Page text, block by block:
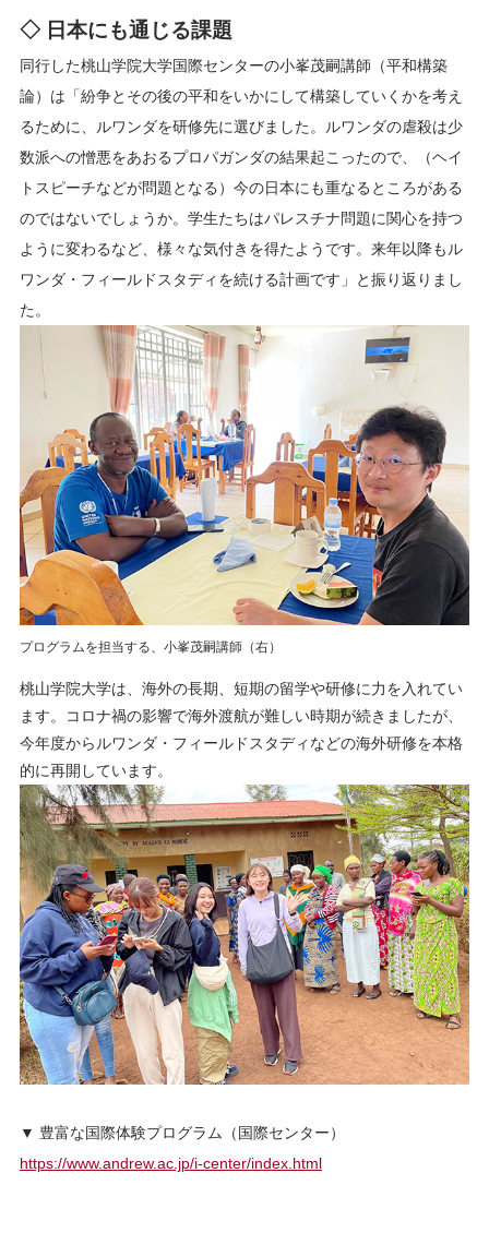
◇ 日本にも通じる課題
同行した桃山学院大学国際センターの小峯茂嗣講師（平和構築
論）は「紛争とその後の平和をいかにして構築していくかを考え
るために、ルワンダを研修先に選びました。ルワンダの虐殺は少
数派への憎悪をあおるプロパガンダの結果起こったので、（ヘイ
トスピーチなどが問題となる）今の日本にも重なるところがある
のではないでしょうか。学生たちはパレスチナ問題に関心を持つ
ように変わるなど、様々な気付きを得たようです。来年以降もル
ワンダ・フィールドスタディを続ける計画です」と振り返りまし
た。
プログラムを担当する、小峯茂嗣講師（右）
桃山学院大学は、海外の長期、短期の留学や研修に力を入れてい
ます。コロナ禍の影響で海外渡航が難しい時期が続きましたが、
今年度からルワンダ・フィールドスタディなどの海外研修を本格
的に再開しています。
▼ 豊富な国際体験プログラム（国際センター）
https://www.andrew.ac.jp/i-center/index.html